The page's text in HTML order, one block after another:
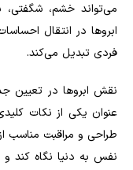
می‌تواند خشم، شگفتی،
ابروها در انتقال
فردی تبدیل می‌کند.
نقش ابروها در تعیین
عنوان یکی از نکات
طراحی و مراقبت مناسب
نفس به دنیا نگاه کند